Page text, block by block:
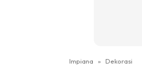
Impiana » Dekorasi